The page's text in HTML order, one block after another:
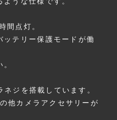
間点灯。
ッテリー保護モードが働
ジを搭載しています。
他カメラアクセサリーが